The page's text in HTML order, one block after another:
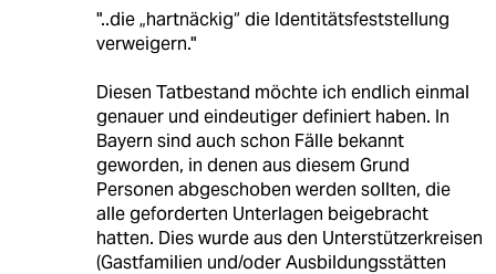
"..die „hartnäckig“ die Identitätsfeststellung
verweigern."
Diesen Tatbestand möchte ich endlich einmal
genauer und eindeutiger definiert haben. In
Bayern sind auch schon Fälle bekannt
geworden, in denen aus diesem Grund
Personen abgeschoben werden sollten, die
alle geforderten Unterlagen beigebracht
hatten. Dies wurde aus den Unterstützerkreisen
(Gastfamilien und/oder Ausbildungsstätten